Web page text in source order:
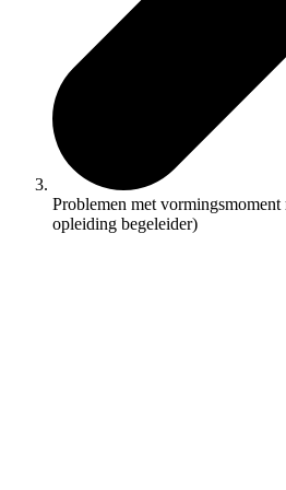
Problemen met
opleiding begeleider)